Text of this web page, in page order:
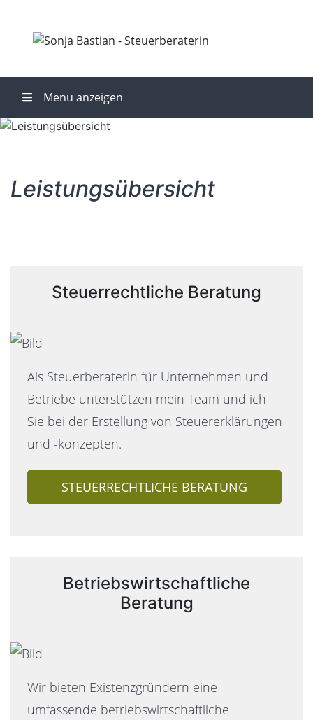
Menu anzeigen
Leistungsübersicht
Steuerrechtliche Beratung
Als Steuerberaterin für Unternehmen und
Betriebe unterstützen mein Team und ich
Sie bei der Erstellung von Steuererklärungen
und -konzepten.
STEUERRECHTLICHE BERATUNG
Betriebswirtschaftliche
Beratung
Wir bieten Existenzgründern eine
umfassende betriebswirtschaftliche